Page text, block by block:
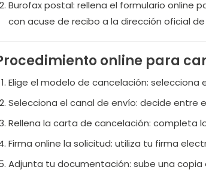
Burofax postal: rellena el formulario online
con acuse de recibo a la dirección oficial de
online para
Elige el modelo de cancelación:
Selecciona el canal de envío: decide entre
Rellena la carta de cancelación: completa
Firma online la solicitud: utiliza tu firma
Adjunta tu documentación: sube una copia